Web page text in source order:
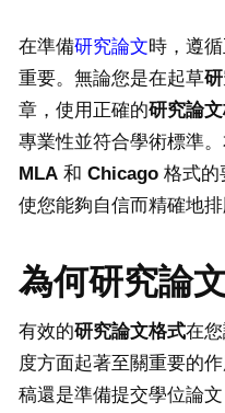
在準備研究論文時，遵
重要。無論您是在起草
章，使用正確的研究論
專業性並符合學術標準
MLA 和 Chicago 格式的
使您能夠自信而精確地排
為何研究論
有效的研究論文格式在
度方面起著至關重要的
稿還是準備提交學位論